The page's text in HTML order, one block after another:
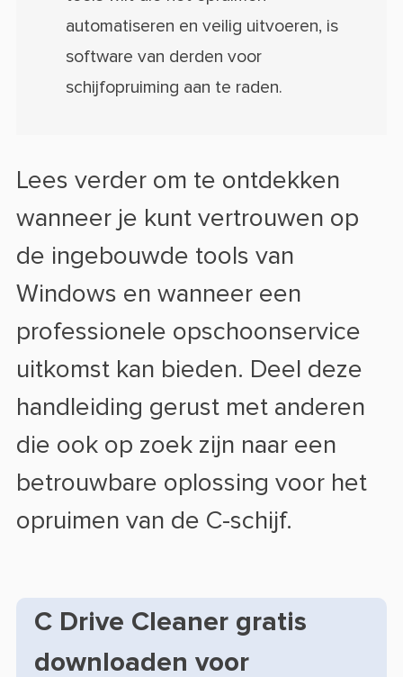
automatiseren en veilig uitvoeren, is
software van derden voor
schijfopruiming aan te raden.
Lees verder om te ontdekken
wanneer je kunt vertrouwen op
de ingebouwde tools van
Windows en wanneer een
professionele opschoonservice
uitkomst kan bieden. Deel deze
handleiding gerust met anderen
die ook op zoek zijn naar een
betrouwbare oplossing voor het
opruimen van de C-schijf.
C Drive Cleaner gratis
downloaden voor